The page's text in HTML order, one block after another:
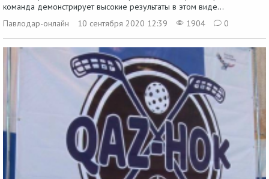
команда демонстрирует высокие результаты в этом виде...
Павлодар-онлайн
10 сентября 2020 12:39 1904 0